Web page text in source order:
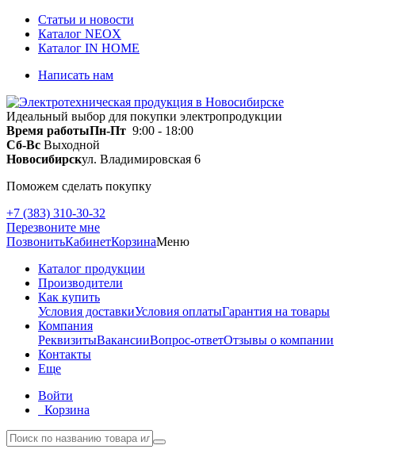
Статьи и новости
Каталог NEOX
Каталог IN HOME
Написать нам
Идеальный выбор для покупки электропродукции
Время работыПн-Пт 9:00 - 18:00
Сб-Вс Выходной
Новосибирскул. Владимировская 6
Поможем сделать покупку
+7 (383) 310-30-32
Перезвоните мне
ПозвонитьКабинетКорзинаМеню
Каталог продукции
Производители
Как купить
Условия доставкиУсловия оплатыГарантия на товары
Компания
РеквизитыВакансииВопрос-ответОтзывы о компании
Контакты
Еще
Войти
Корзина